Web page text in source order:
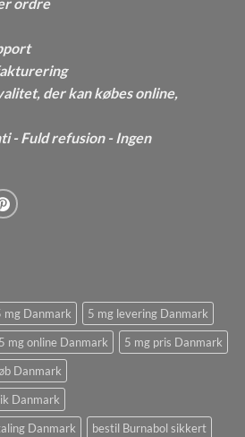
der kan købes online,
- Fuld refusion - Ingen
mg Danmark
5 mg levering Danmark
5 mg online Danmark
5 mg pris Danmark
Danmark
Danmark
Danmark
bestil Burnabol sikkert